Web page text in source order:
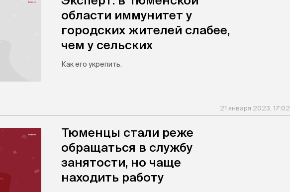
области иммунитет у
городских жителей слабее,
чем у сельских
Как его укрепить.
21 января 2023, 17:02
Тюменцы стали реже
обращаться в службу
занятости, но чаще
находить работу